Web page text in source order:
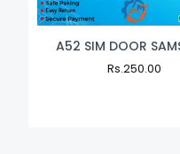
A52 SIM DOOR
Regular
Rs.250.00